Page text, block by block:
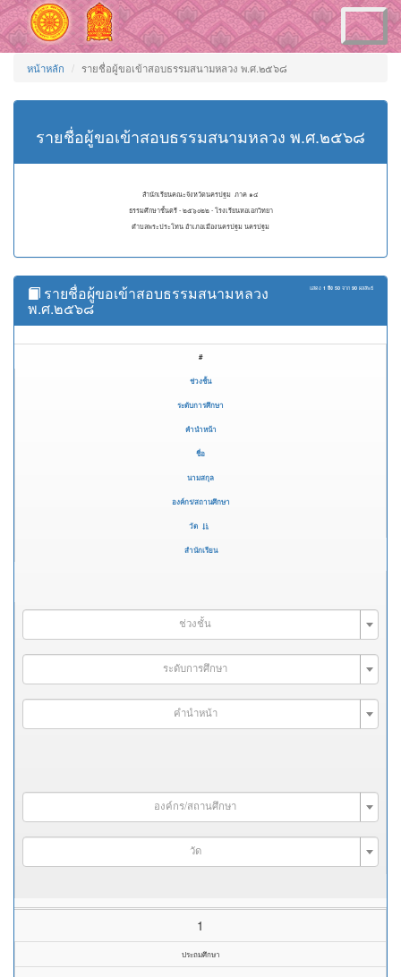
Toggle
navigation
หน้าหลัก รายชื่อผู้ขอเข้าสอบธรรมสนามหลวง พ.ศ.๒๕๖๘
รายชื่อผู้ขอเข้าสอบธรรมสนามหลวง พ.ศ.๒๕๖๘
สำนักเรียนคณะจังหวัดนครปฐม ภาค ๑๔
ธรรมศึกษาชั้นตรี - ๒๕๖๐๒๒ - โรงเรียนหอเอกวิทยา
ตำบลพระประโทน อำเภอเมืองนครปฐม นครปฐม
แสดง 1 ถึง 50 จาก 90 ผลลัพธ์
รายชื่อผู้ขอเข้าสอบธรรมสนามหลวง
พ.ศ.๒๕๖๘
#
ช่วงชั้น
ระดับการศึกษา
คำนำหน้า
ชื่อ
นามสกุล
องค์กร/สถานศึกษา
วัด
สำนักเรียน
ช่วงชั้น
ระดับการศึกษา
คำนำหน้า
องค์กร/สถานศึกษา
วัด
1
ประถมศึกษา